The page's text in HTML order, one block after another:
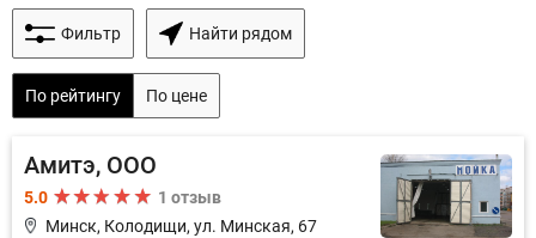
Фильтр Найти рядом
По рейтингу По цене
Амитэ, ООО
5.0
1 отзыв
Минск, Колодищи, ул. Минская, 67